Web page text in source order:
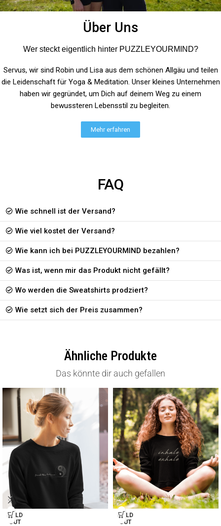
Rating: 5/5
Kuschelig weiches Sweatshirt
Ich hab mich für ein schlichtes Sweatshirt mit kleinem Aufdruck
Über Uns
Wer steckt eigentlich hinter PUZZLEYOURMIND?
Servus, wir sind Robin und Lisa aus dem schönen Allgäu und teilen
die Leidenschaft für Yoga & Meditation. Unser kleines Unternehmen
haben wir gegründet, um Dich auf deinem Weg zu einem
bewussteren Lebensstil zu begleiten.
Mehr erfahren
FAQ
Wie schnell ist der Versand?
Wie viel kostet der Versand?
Wie kann ich bei PUZZLEYOURMIND bezahlen?
Was ist, wenn mir das Produkt nicht gefällt?
Wo werden die Sweatshirts prodziert?
Wie setzt sich der Preis zusammen?
Ähnliche Produkte
Das könnte dir auch gefallen
SOLD
OUT
SOLD
OUT